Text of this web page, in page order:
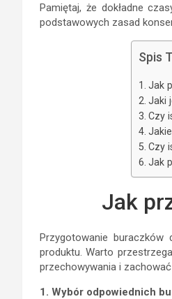
Pamiętaj, że dokładne
podstawowych zasad
Spis
Jak
Jaki
Czy
Czy
Jak
Jak
Przygotowanie
produktu. Warto
przechowywania i
1. Wybór odpowiednich